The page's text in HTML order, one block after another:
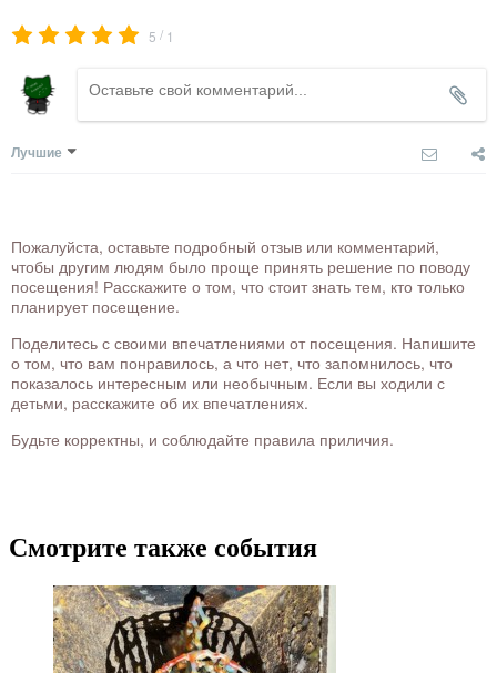
5 / 1
Лучшие
Пожалуйста, оставьте подробный отзыв или комментарий,
чтобы другим людям было проще принять решение по поводу
посещения! Расскажите о том, что стоит знать тем, кто только
планирует посещение.
Поделитесь с своими впечатлениями от посещения. Напишите
о том, что вам понравилось, а что нет, что запомнилось, что
показалось интересным или необычным. Если вы ходили с
детьми, расскажите об их впечатлениях.
Будьте корректны, и соблюдайте правила приличия.
Смотрите также события